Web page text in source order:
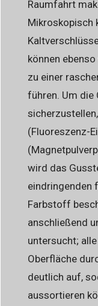
Raumfahrt
Mikroskopisch
können
zu einer
führen. Um
(Fluoreszenz-
wird das
eindringenden
Farbstoff
anschließend
untersucht;
Oberfläche
deutlich auf,
aussortieren